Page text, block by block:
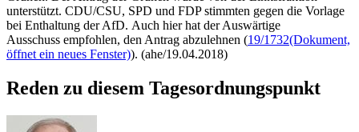
unterstützt. CDU/CSU, SPD und FDP stimmten gegen die Vorlage
bei Enthaltung der AfD. Auch hier hat der Auswärtige
Ausschuss empfohlen, den Antrag abzulehnen (19/1732(Dokument,
öffnet ein neues Fenster)). (ahe/19.04.2018)
Reden zu diesem Tagesordnungspunkt